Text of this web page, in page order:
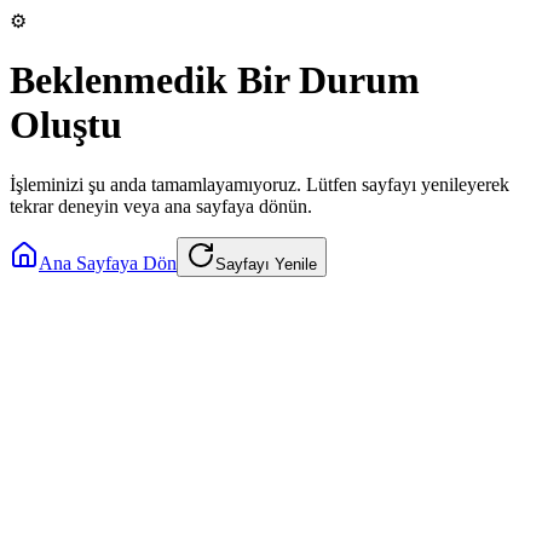
⚙️
Beklenmedik Bir Durum
Oluştu
İşleminizi şu anda tamamlayamıyoruz. Lütfen sayfayı yenileyerek
tekrar deneyin veya ana sayfaya dönün.
Ana Sayfaya Dön Sayfayı Yenile